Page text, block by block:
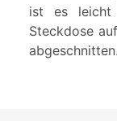
ist es leicht
Steckdose
abgeschnitten.